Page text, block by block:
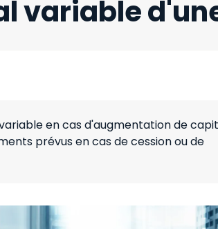
variable
en cas d'augmentation de
prévus en cas de cession ou de